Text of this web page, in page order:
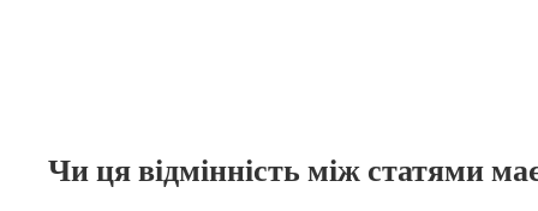
Чи ця відмінність між статями